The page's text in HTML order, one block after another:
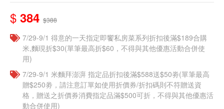
$ 384 $388
7/29-9/1 得意的一天指定即饗私房菜系列折扣後滿$189合購
米,麵現折$30(單筆最高折$60，不得與其他優惠活動合併使
用)
7/29-9/1 米麵拜澎湃 指定品折扣後滿$588送$50劵(單筆最高
贈$250劵，請注意訂單如使用折價券/折扣碼則不符贈送資
格，贈送之折價券消費指定品滿$500可折，不得與其他優惠活
動合併使用)